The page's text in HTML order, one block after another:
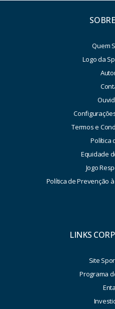
Quem
Logo da
Termos e
Política
Equidade
Jogo
Política de Prevenção
LINKS
Site
Programa